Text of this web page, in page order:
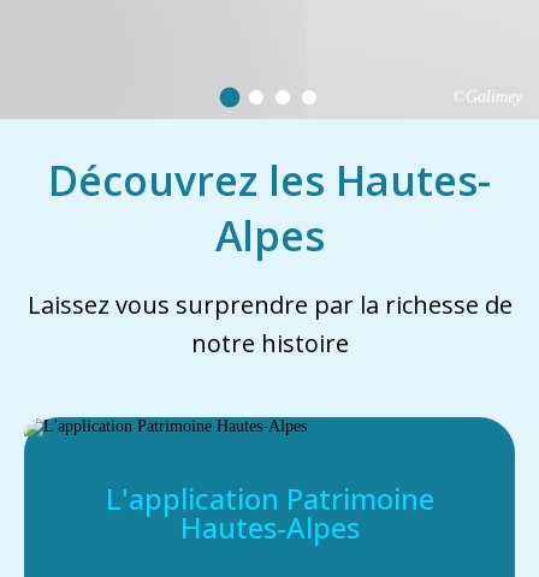
©Galimey
Découvrez les Hautes-
Alpes
Laissez vous surprendre par la richesse de
notre histoire
L'application Patrimoine
Hautes-Alpes